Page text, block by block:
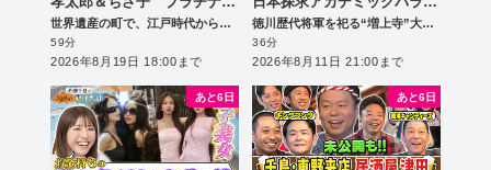
世界遺産の町で、江戸時代から残る長い塀のある謎のお屋敷に潜入！一族が営んでいた今では珍しい特別な家業とは？
59分
2026年8月19日 18:00まで
徳川歴代将軍を祀る“増上寺”大冒険！貴重な立ち入り禁止エリアに特別潜入！
36分
2026年8月11日 21:00まで
あと6日 あと6日